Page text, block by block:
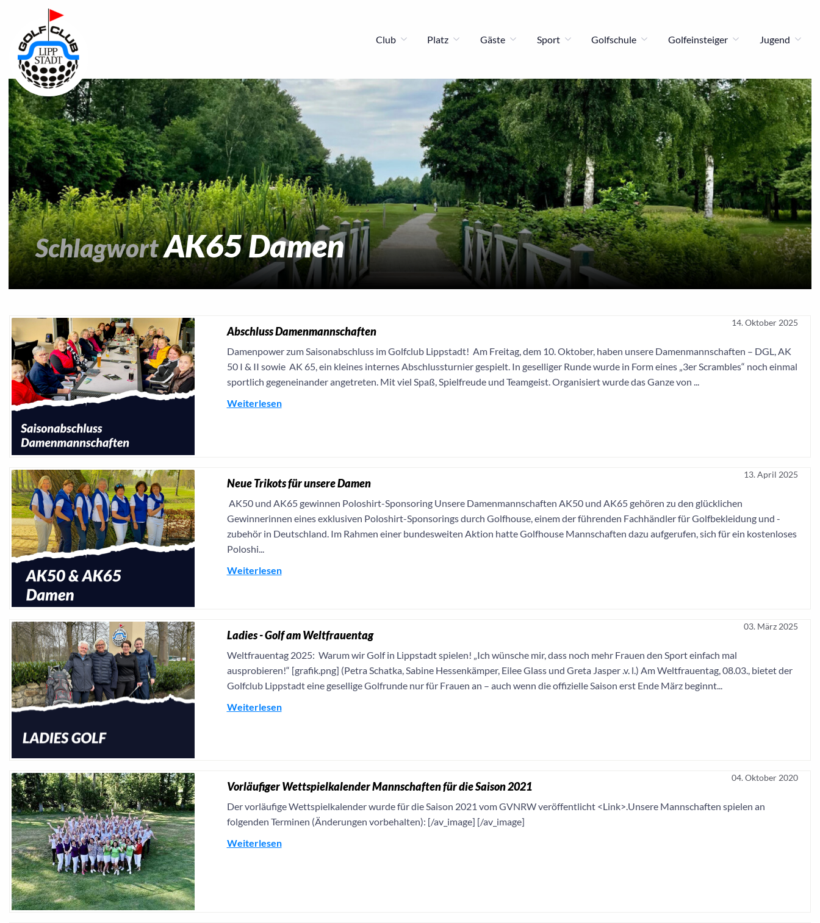
Club Platz Gäste Sport Golfschule Golfeinsteiger Jugend
SchlagwortAK65 Damen
Abschluss Damenmannschaften
14. Oktober 2025
Damenpower zum Saisonabschluss im Golfclub Lippstadt! Am Freitag, dem 10. Oktober, haben unsere Damenmannschaften – DGL, AK
50 I & II sowie AK 65, ein kleines internes Abschlussturnier gespielt. In geselliger Runde wurde in Form eines „3er Scrambles“ noch einmal
sportlich gegeneinander angetreten. Mit viel Spaß, Spielfreude und Teamgeist. Organisiert wurde das Ganze von ...
Weiterlesen
Neue Trikots für unsere Damen
13. April 2025
AK50 und AK65 gewinnen Poloshirt-Sponsoring Unsere Damenmannschaften AK50 und AK65 gehören zu den glücklichen
Gewinnerinnen eines exklusiven Poloshirt-Sponsorings durch Golfhouse, einem der führenden Fachhändler für Golfbekleidung und -
zubehör in Deutschland. Im Rahmen einer bundesweiten Aktion hatte Golfhouse Mannschaften dazu aufgerufen, sich für ein kostenloses
Poloshi...
Weiterlesen
Ladies - Golf am Weltfrauentag
03. März 2025
Weltfrauentag 2025: Warum wir Golf in Lippstadt spielen! „Ich wünsche mir, dass noch mehr Frauen den Sport einfach mal
ausprobieren!“ [grafik.png] (Petra Schatka, Sabine Hessenkämper, Eilee Glass und Greta Jasper .v. l.) Am Weltfrauentag, 08.03., bietet der
Golfclub Lippstadt eine gesellige Golfrunde nur für Frauen an – auch wenn die offizielle Saison erst Ende März beginnt...
Weiterlesen
Vorläufiger Wettspielkalender Mannschaften für die Saison 2021
04. Oktober 2020
Der vorläufige Wettspielkalender wurde für die Saison 2021 vom GVNRW veröffentlicht <Link>.Unsere Mannschaften spielen an
folgenden Terminen (Änderungen vorbehalten): [/av_image] [/av_image]
Weiterlesen